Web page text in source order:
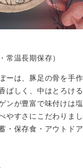
常温長期保存）
ーは、豚足の骨を手
ばしく、中はとろけ
ンが豊富で味付けは塩
やすさにこだわりまし
・保存食・アウトド